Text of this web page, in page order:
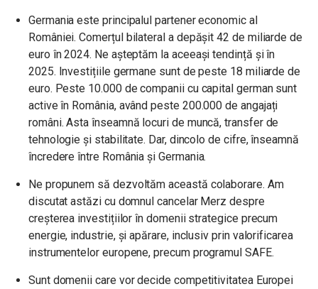
Germania este principalul partener economic al
României. Comerțul bilateral a depășit 42 de miliarde de
euro în 2024. Ne așteptăm la aceeași tendință și în
2025. Investițiile germane sunt de peste 18 miliarde de
euro. Peste 10.000 de companii cu capital german sunt
active în România, având peste 200.000 de angajați
români. Asta înseamnă locuri de muncă, transfer de
tehnologie și stabilitate. Dar, dincolo de cifre, înseamnă
încredere între România și Germania.
Ne propunem să dezvoltăm această colaborare. Am
discutat astăzi cu domnul cancelar Merz despre
creșterea investițiilor în domenii strategice precum
energie, industrie, și apărare, inclusiv prin valorificarea
instrumentelor europene, precum programul SAFE.
Sunt domenii care vor decide competitivitatea Europei